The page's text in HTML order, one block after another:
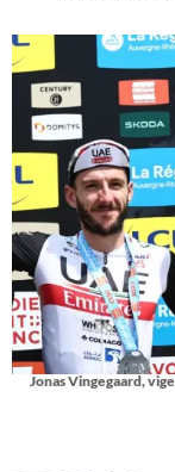
Jonas Vingegaard,